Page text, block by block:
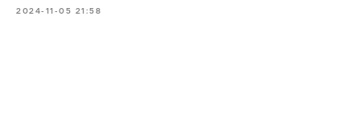
2024-11-05 21:58